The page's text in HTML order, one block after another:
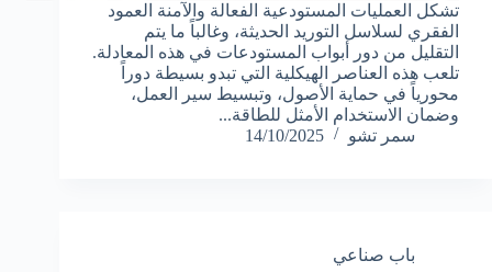
تشكل العمليات المستودعية الفعالة والآمنة العمود
الفقري لسلاسل التوريد الحديثة، وغالباً ما يتم
التقليل من دور أبواب المستودعات في هذه المعادلة.
تلعب هذه العناصر الهيكلية التي تبدو بسيطة دوراً
محورياً في حماية الأصول، وتبسيط سير العمل،
وضمان الاستخدام الأمثل للطاقة...
سمر تشو
14/10/2025
باب صناعي